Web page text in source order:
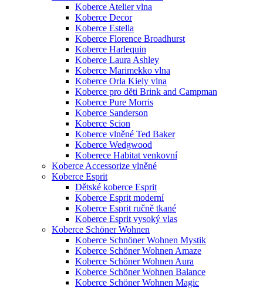
Koberce Atelier vlna
Koberce Decor
Koberce Estella
Koberce Florence Broadhurst
Koberce Harlequin
Koberce Laura Ashley
Koberce Marimekko vlna
Koberce Orla Kiely vlna
Koberce pro děti Brink and Campman
Koberce Pure Morris
Koberce Sanderson
Koberce Scion
Koberce vlněné Ted Baker
Koberce Wedgwood
Koberece Habitat venkovní
Koberce Accessorize vlněné
Koberce Esprit
Dětské koberce Esprit
Koberce Esprit moderní
Koberce Esprit ručně tkané
Koberce Esprit vysoký vlas
Koberce Schöner Wohnen
Koberce Schnöner Wohnen Mystik
Koberce Schöner Wohnen Amaze
Koberce Schöner Wohnen Aura
Koberce Schöner Wohnen Balance
Koberce Schöner Wohnen Magic